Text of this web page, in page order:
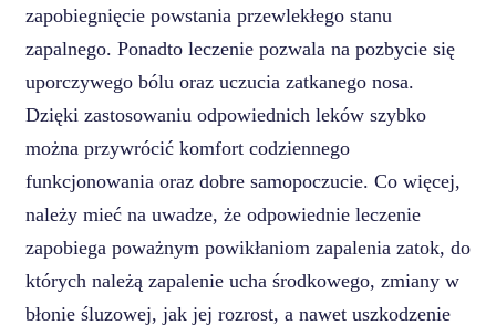
zapobiegnięcie powstania przewlekłego stanu
zapalnego. Ponadto leczenie pozwala na pozbycie się
uporczywego bólu oraz uczucia zatkanego nosa.
Dzięki zastosowaniu odpowiednich leków szybko
można przywrócić komfort codziennego
funkcjonowania oraz dobre samopoczucie. Co więcej,
należy mieć na uwadze, że odpowiednie leczenie
zapobiega poważnym powikłaniom zapalenia zatok, do
których należą zapalenie ucha środkowego, zmiany w
błonie śluzowej, jak jej rozrost, a nawet uszkodzenie